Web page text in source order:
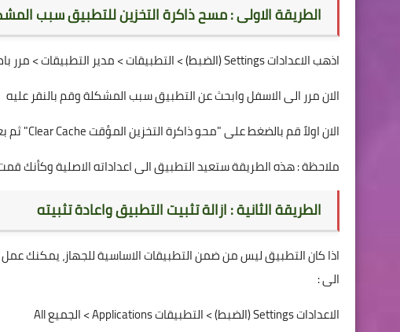
الطريقة الاولى : مسح ذاكرة التخزين للتطبيق سبب
اذهب الاعدادات Settings (الضبط) > التطبيقات > مدير التطبيقات > مرر باصبعك الى اليسار حتى تصل نافذة "الجميع All"
الان مرر الى الاسفل وابحث عن التطبيق سبب المشكلة وقم بالنقر عليه
الان اولاً قم بالضغط على "محو ذاكرة التخزين المؤقت Clear Cache" ثم بعدها اضغط على "محو البيانات Clear Data"
ملاحظة : هذه الطريقة ستعيد التطبيق الى اعداداته الاصلية وكأنك قمت
الطريقة الثانية : ازالة تثبيت التطبيق واعادة تثبيته
اذا كان التطبيق ليس من ضمن التطبيقات الاساسية للجهاز، يمكنك
الى :
الاعدادات Settings (الضبط) > التطبيقات Applications > الجميع All